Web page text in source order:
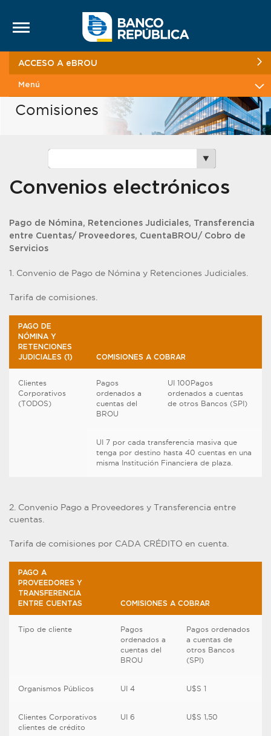
ACCESO A eBROU
Menú
Comisiones
Convenios electrónicos
Pago de Nómina, Retenciones Judiciales, Transferencia
entre Cuentas/ Proveedores, CuentaBROU/ Cobro de
Servicios
1. Convenio de Pago de Nómina y Retenciones Judiciales.
Tarifa de comisiones.
PAGO DE
NÓMINA Y
RETENCIONES
JUDICIALES (1)
COMISIONES A COBRAR
Clientes
Corporativos
(TODOS)
Pagos
ordenados a
cuentas del
BROU
UI 100Pagos
ordenados a cuentas
de otros Bancos (SPI)
UI 7 por cada transferencia masiva que
tenga por destino hasta 40 cuentas en una
misma Institución Financiera de plaza.
2. Convenio Pago a Proveedores y Transferencia entre
cuentas.
Tarifa de comisiones por CADA CRÉDITO en cuenta.
PAGO A
PROVEEDORES Y
TRANSFERENCIA
ENTRE CUENTAS
COMISIONES A COBRAR
Tipo de cliente
Pagos
ordenados a
cuentas del
BROU
Pagos ordenados
a cuentas de
otros Bancos
(SPI)
Organismos Públicos UI 4 U$S 1
Clientes Corporativos
clientes de crédito
UI 6 U$S 1,50